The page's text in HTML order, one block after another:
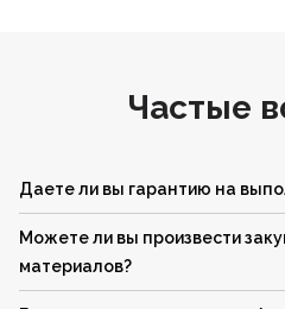
Частые
Даете ли вы гарантию на
Можете ли вы произвести
материалов?